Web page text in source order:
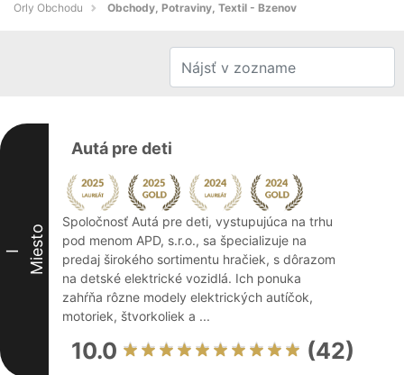
Orly Obchodu Obchody, Potraviny, Textil - Bzenov
I Miesto
Autá pre deti
Spoločnosť Autá pre deti, vystupujúca na trhu
pod menom APD, s.r.o., sa špecializuje na
predaj širokého sortimentu hračiek, s dôrazom
na detské elektrické vozidlá. Ich ponuka
zahŕňa rôzne modely elektrických autíčok,
motoriek, štvorkoliek a ...
10.0 (42)